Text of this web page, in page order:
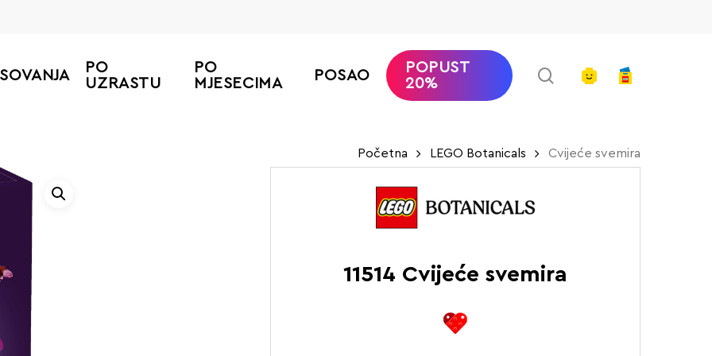
PO
UZRASTU
PO
MJESECIMA
POSAO
POPUST
20%
searchaccount
Početna LEGO Botanicals Cvijeće svemira
11514 Cvijeće svemira